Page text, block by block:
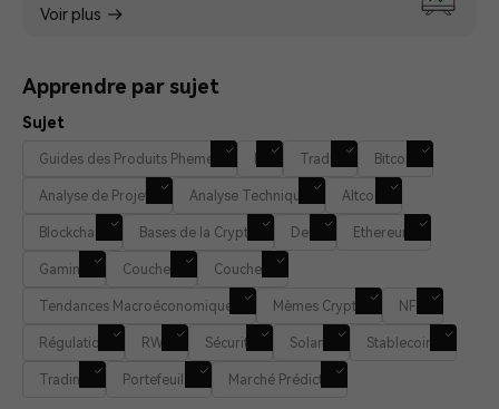
Voir plus
Apprendre par sujet
Sujet
Guides des Produits Phemex TradFi Bitcoin
Analyse de Projets Analyse Technique Altcoin
Blockchain Bases de la Crypto DeFi Ethereum
Gaming Couche 1 Couche 2
Tendances Macroéconomiques Mèmes Crypto NFT
Régulation RWA Sécurité Solana Stablecoins
Trading Portefeuille Marché Prédictif